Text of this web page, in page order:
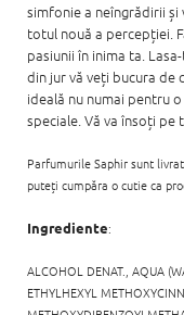
simfonie a neîngrădirii și
totul nouă a percepției.
pasiunii în inima ta.
din jur vă veți bucura de
ideală nu numai pentru
speciale. Vă va însoți pe
Parfumurile Saphir sunt
puteți cumpăra o cutie ca
Ingrediente:
ALCOHOL DENAT., AQUA
ETHYLHEXYL